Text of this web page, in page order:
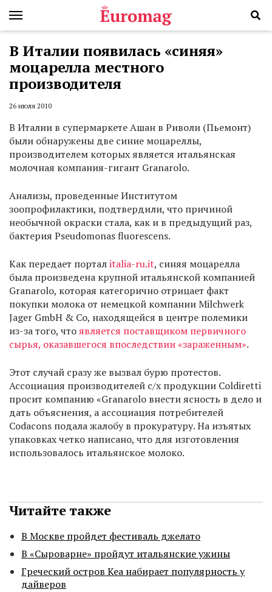
В Италии появилась «синяя»
моцарелла местного
производителя
26 июля 2010
В Италии в супермаркете Ашан в Риволи (Пьемонт)
были обнаружены две синие моцареллы,
производителем которых является итальянская
молочная компания-гигант Granarolo.
Анализы, проведенные Институтом
зоопрофилактики, подтвердили, что причиной
необычной окраски стала, как и в предыдущий раз,
бактерия Pseudomonas fluorescens.
Как передает порталitalia-ru.it, синяя моцарелла
была произведена крупной итальянской компанией
Granarolo, которая категорично отрицает факт
покупки молока от немецкой компании Milchwerk
Jager GmbH & Co, находящейся в центре полемики
из-за того, чтоявляется поставщиком первичного
сырья, оказавшегося впоследствии «зараженным».
Этот случай сразу же вызвал бурю протестов.
Ассоциация производителей с/х продукции Coldiretti
просит компанию «Granarolo внести ясность в дело и
дать объяснения, а ассоциация потребителей
Codacons подала жалобу в прокуратуру. На изъятых
упаковках четко написано, что для изготовления
использовалось итальянское молоко.
Читайте также
В Москве пройдет фестиваль джелато
В «Сыроварне» пройдут итальянские ужины
Греческий остров Кеа набирает популярность у
дайверов